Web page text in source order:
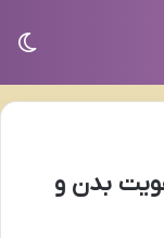
بدن و